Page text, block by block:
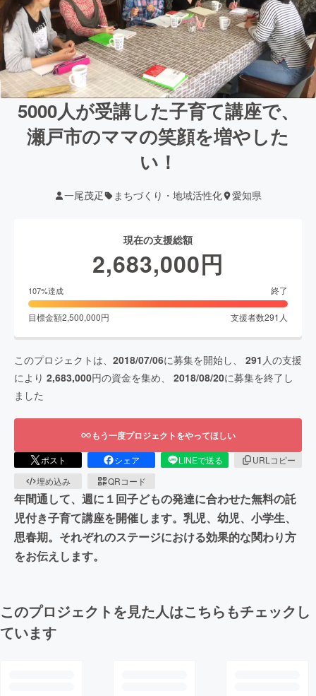
5000人が受講した子育て講座で、
瀬戸市のママの笑顔を増やした
い！
一尾茂疋 まちづくり・地域活性化 愛知県
現在の支援総額
2,683,000円
107%達成 終了
目標金額2,500,000円 支援者数291 人
このプロジェクトは、 2018/07/06に募集を開始し、 291 人の支援
により 2,683,000円の資金を集め、 2018/08/20に募集を終了し
ました
もう一度プロジェクトをやってほしい
ポスト シェア LINEで送る
URLコピー
埋め込み
QRコード
年間通して、週に１回子どもの発達に合わせた無料の託
児付き子育て講座を開催します。乳児、幼児、小学生、
思春期。それぞれのステージにおける効果的な関わり方
をお伝えします。
このプロジェクトを見た人はこちらもチェックし
ています